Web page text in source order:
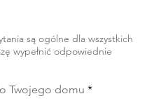
są ogólne dla wszystkich
wypełnić odpowiednie
Twojego domu